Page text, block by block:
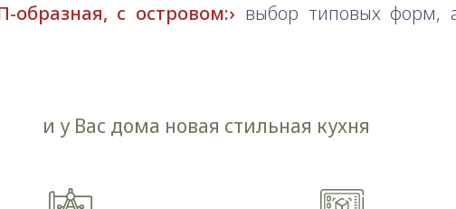
с островом:
выбор типовых форм,
и у Вас дома новая стильная кухня